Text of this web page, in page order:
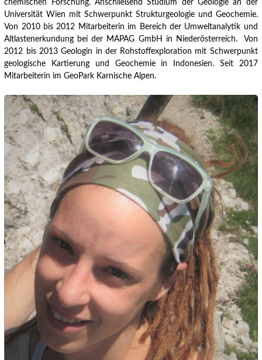
chemischen Forschung. Anschließend Studium der Geologie an der
Universität Wien mit Schwerpunkt Strukturgeologie und Geochemie.
Von 2010 bis 2012 Mitarbeiterin im Bereich der Umweltanalytik und
Altlastenerkundung bei der MAPAG GmbH in Niederösterreich.
Von
2012 bis 2013 Geologin in der Rohstoffexploration mit Schwerpunkt
geologische Kartierung und Geochemie in Indonesien. Seit 2017
Mitarbeiterin im GeoPark Karnische Alpen.